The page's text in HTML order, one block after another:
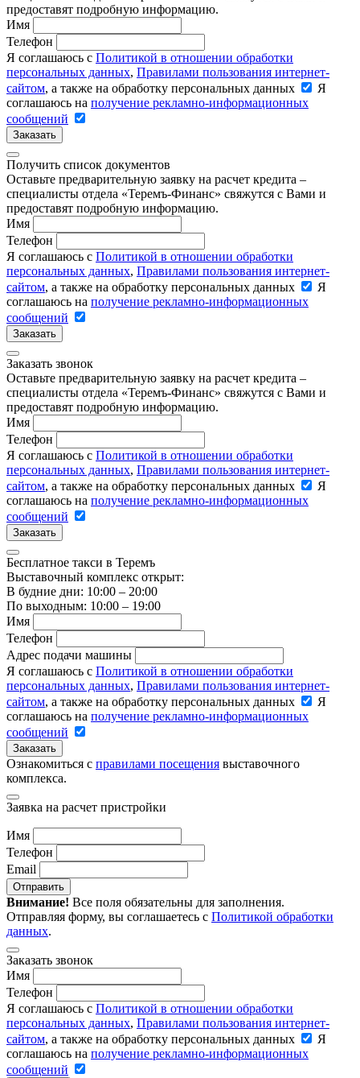
предоставят подробную информацию.
Имя
Телефон
Я соглашаюсь с Политикой в отношении обработки
персональных данных, Правилами пользования интернет-
сайтом, а также на обработку персональных данных
Я
соглашаюсь на получение рекламно-информационных
сообщений
Заказать
Получить список документов
Оставьте предварительную заявку на расчет кредита –
специалисты отдела «Теремъ-Финанс» свяжутся с Вами и
предоставят подробную информацию.
Имя
Телефон
Я соглашаюсь с Политикой в отношении обработки
персональных данных, Правилами пользования интернет-
сайтом, а также на обработку персональных данных
Я
соглашаюсь на получение рекламно-информационных
сообщений
Заказать
Заказать звонок
Оставьте предварительную заявку на расчет кредита –
специалисты отдела «Теремъ-Финанс» свяжутся с Вами и
предоставят подробную информацию.
Имя
Телефон
Я соглашаюсь с Политикой в отношении обработки
персональных данных, Правилами пользования интернет-
сайтом, а также на обработку персональных данных
Я
соглашаюсь на получение рекламно-информационных
сообщений
Заказать
Бесплатное такси в Теремъ
Выставочный комплекс открыт:
В будние дни: 10:00 – 20:00
По выходным: 10:00 – 19:00
Имя
Телефон
Адрес подачи машины
Я соглашаюсь с Политикой в отношении обработки
персональных данных, Правилами пользования интернет-
сайтом, а также на обработку персональных данных
Я
соглашаюсь на получение рекламно-информационных
сообщений
Заказать
Ознакомиться с правилами посещения выставочного
комплекса.
Заявка на расчет пристройки
Имя
Телефон
Email
Отправить
Внимание! Все поля обязательны для заполнения.
Отправляя форму, вы соглашаетесь с Политикой обработки
данных.
Заказать звонок
Имя
Телефон
Я соглашаюсь с Политикой в отношении обработки
персональных данных, Правилами пользования интернет-
сайтом, а также на обработку персональных данных
Я
соглашаюсь на получение рекламно-информационных
сообщений